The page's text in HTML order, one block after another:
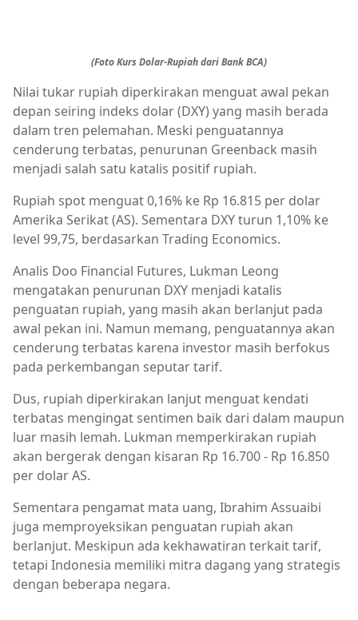
(Foto Kurs Dolar-Rupiah dari Bank BCA)
Nilai tukar rupiah diperkirakan menguat awal pekan
depan seiring indeks dolar (DXY) yang masih berada
dalam tren pelemahan. Meski penguatannya
cenderung terbatas, penurunan Greenback masih
menjadi salah satu katalis positif rupiah.
Rupiah spot menguat 0,16% ke Rp 16.815 per dolar
Amerika Serikat (AS). Sementara DXY turun 1,10% ke
level 99,75, berdasarkan Trading Economics.
Analis Doo Financial Futures, Lukman Leong
mengatakan penurunan DXY menjadi katalis
penguatan rupiah, yang masih akan berlanjut pada
awal pekan ini. Namun memang, penguatannya akan
cenderung terbatas karena investor masih berfokus
pada perkembangan seputar tarif.
Dus, rupiah diperkirakan lanjut menguat kendati
terbatas mengingat sentimen baik dari dalam maupun
luar masih lemah. Lukman memperkirakan rupiah
akan bergerak dengan kisaran Rp 16.700 - Rp 16.850
per dolar AS.
Sementara pengamat mata uang, Ibrahim Assuaibi
juga memproyeksikan penguatan rupiah akan
berlanjut. Meskipun ada kekhawatiran terkait tarif,
tetapi Indonesia memiliki mitra dagang yang strategis
dengan beberapa negara.